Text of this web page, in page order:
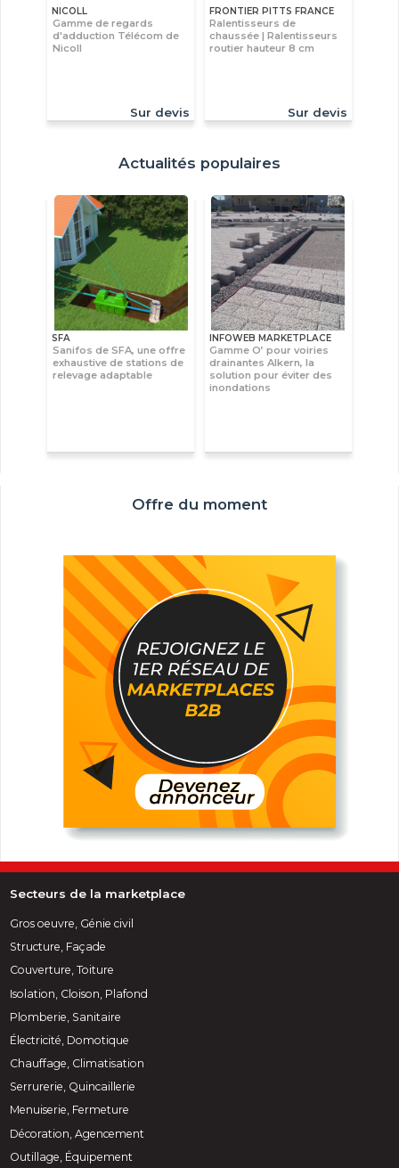
NICOLL
Gamme de regards
d'adduction Télécom de
Nicoll
Sur devis
FRONTIER PITTS FRANCE
Ralentisseurs de
chaussée | Ralentisseurs
routier hauteur 8 cm
Sur devis
Actualités populaires
SFA
Sanifos de SFA, une offre
exhaustive de stations de
relevage adaptable
INFOWEB MARKETPLACE
Gamme O’ pour voiries
drainantes Alkern, la
solution pour éviter des
inondations
Offre du moment
Secteurs de la marketplace
Gros oeuvre, Génie civil
Structure, Façade
Couverture, Toiture
Isolation, Cloison, Plafond
Plomberie, Sanitaire
Électricité, Domotique
Chauffage, Climatisation
Serrurerie, Quincaillerie
Menuiserie, Fermeture
Décoration, Agencement
Outillage, Équipement